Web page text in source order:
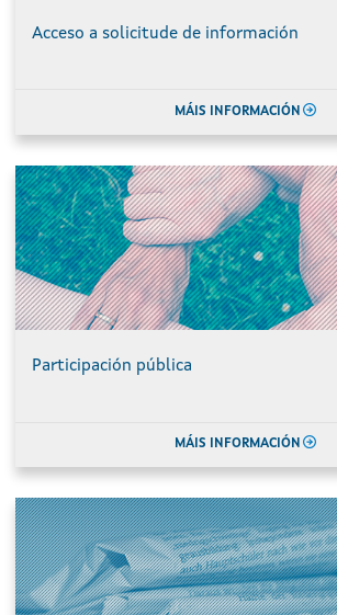
Acceso a solicitude de información
MÁIS INFORMACIÓN
Participación pública
MÁIS INFORMACIÓN